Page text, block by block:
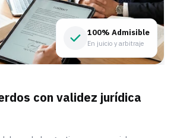
100% Admisible
En juicio y arbitraje
con validez jurídica